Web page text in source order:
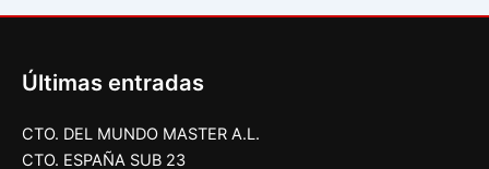
Últimas entradas
CTO. DEL MUNDO MASTER A.L.
CTO. ESPAÑA SUB 23